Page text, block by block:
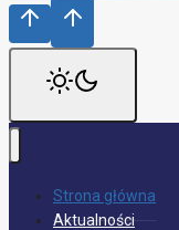
Strona główna
Aktualności